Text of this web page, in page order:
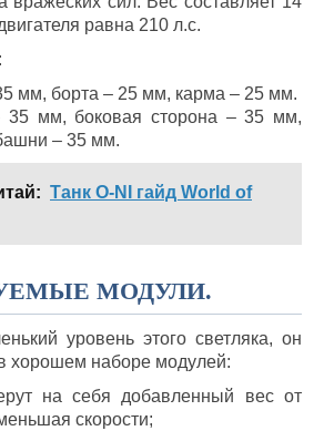
равна 210 л.с.
мм, борта – 25 мм, карма – 25 мм.
мм, боковая сторона – 35 мм,
– 35 мм.
Танк O-NI гайд World of
МОДУЛИ.
уровень этого светляка, он
хорошем наборе модулей:
на себя добавленный вес от
скорости;